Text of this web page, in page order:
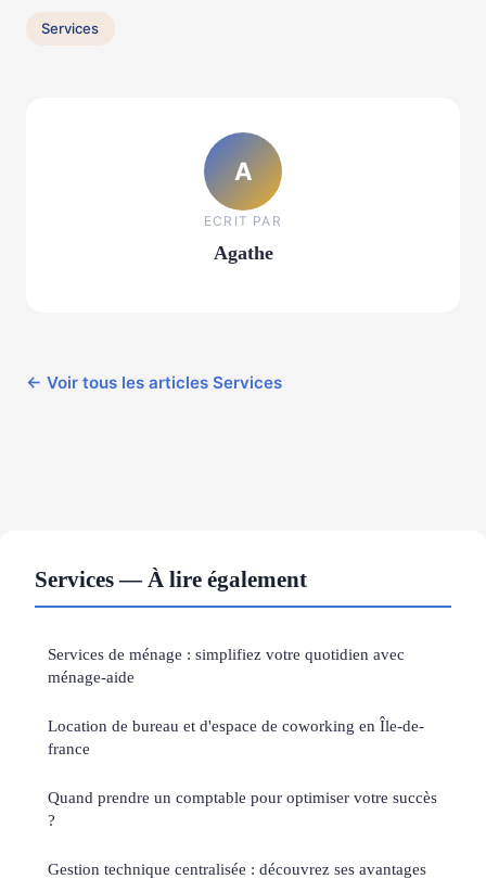
Services
A
ECRIT PAR
Agathe
← Voir tous les articles Services
Services — À lire également
Services de ménage : simplifiez votre quotidien avec
ménage-aide
Location de bureau et d'espace de coworking en Île-de-
france
Quand prendre un comptable pour optimiser votre succès
?
Gestion technique centralisée : découvrez ses avantages